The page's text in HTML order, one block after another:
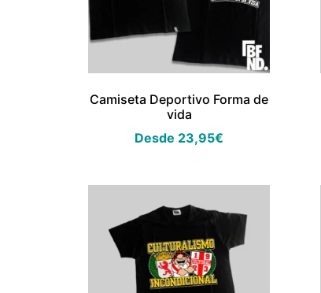
Camiseta Deportivo Forma de
vida
Desde 23,95€